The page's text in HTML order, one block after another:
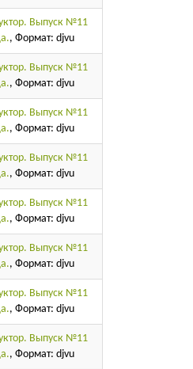
Выпуск №11
, Формат: djvu
Выпуск №11
, Формат: djvu
Выпуск №11
, Формат: djvu
Выпуск №11
, Формат: djvu
Выпуск №11
, Формат: djvu
Выпуск №11
, Формат: djvu
Выпуск №11
, Формат: djvu
Выпуск №11
, Формат: djvu